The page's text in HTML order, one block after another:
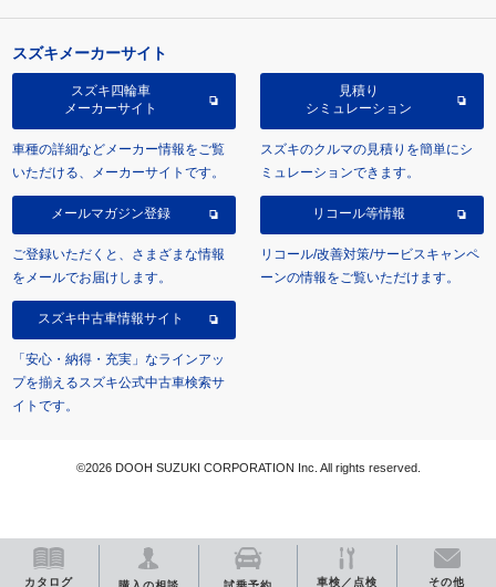
カタログ 車検／点検 その他
スズキメーカーサイト
スズキ四輪車
メーカーサイト
車種の詳細などメーカー情報をご覧
いただける、メーカーサイトです。
見積り
シミュレーション
スズキのクルマの見積りを簡単にシ
ミュレーションできます。
メールマガジン登録
ご登録いただくと、さまざまな情報
をメールでお届けします。
リコール等情報
リコール/改善対策/サービスキャンペ
ーンの情報をご覧いただけます。
スズキ中古車情報サイト
「安心・納得・充実」なラインアッ
プを揃えるスズキ公式中古車検索サ
イトです。
©2026 DOOH SUZUKI CORPORATION Inc. All rights reserved.